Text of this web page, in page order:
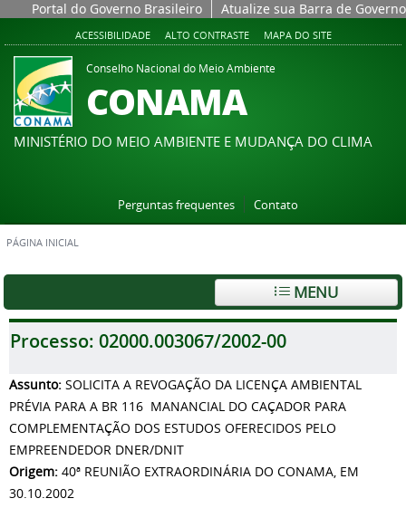
Portal do Governo Brasileiro Atualize sua Barra de Governo
ACESSIBILIDADE ALTO CONTRASTE MAPA DO SITE
Conselho Nacional do Meio Ambiente
CONAMA
MINISTÉRIO DO MEIO AMBIENTE E MUDANÇA DO CLIMA
Perguntas frequentes Contato
PÁGINA INICIAL
MENU
Processo: 02000.003067/2002-00
Assunto: SOLICITA A REVOGAÇÃO DA LICENÇA AMBIENTAL
PRÉVIA PARA A BR 116  MANANCIAL DO CAÇADOR PARA
COMPLEMENTAÇÃO DOS ESTUDOS OFERECIDOS PELO
EMPREENDEDOR DNER/DNIT
Origem: 40ª REUNIÃO EXTRAORDINÁRIA DO CONAMA, EM
30.10.2002